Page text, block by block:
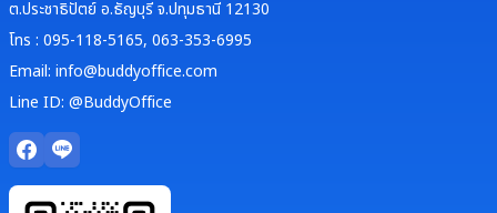
ต.ประชาธิปัตย์ อ.ธัญบุรี จ.ปทุมธานี 12130
โทร : 095-118-5165, 063-353-6995
Email: info@buddyoffice.com
Line ID: @BuddyOffice